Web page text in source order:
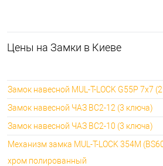
Цeны на Замки в Киеве
Замок навесной MUL-T-LOCK G55P 7x7
Замок навесной ЧАЗ ВС2-12 (3 ключа)
Замок навесной ЧАЗ ВС2-10 (3 ключа)
Механизм замка MUL-T-LOCK 354M
хром полированный